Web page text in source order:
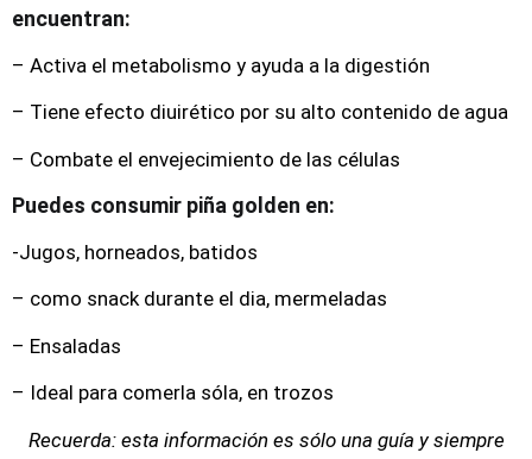
encuentran:
– Activa el metabolismo y ayuda a la digestión
– Tiene efecto diuirético por su alto contenido de agua
– Combate el envejecimiento de las células
Puedes consumir piña golden en:
-Jugos, horneados, batidos
– como snack durante el dia, mermeladas
– Ensaladas
– Ideal para comerla sóla, en trozos
Recuerda: esta información es sólo una guía y siempre